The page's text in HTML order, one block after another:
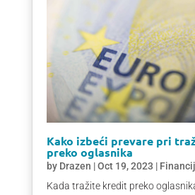
Kako izbeći prevare pri
preko oglasnika
by Drazen |Oct 19, 2023 |
Kada tražite kredit preko